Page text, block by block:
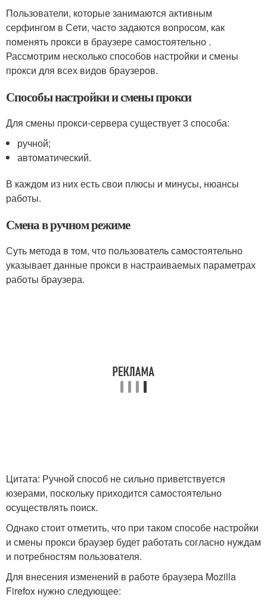
Пользователи, которые занимаются активным
серфингом в Сети, часто задаются вопросом, как
поменять прокси в браузере самостоятельно .
Рассмотрим несколько способов настройки и смены
прокси для всех видов браузеров.
Способы настройки и смены прокси
Для смены прокси-сервера существует 3 способа:
ручной;
автоматический.
В каждом из них есть свои плюсы и минусы, нюансы
работы.
Смена в ручном режиме
Суть метода в том, что пользователь самостоятельно
указывает данные прокси в настраиваемых параметрах
работы браузера.
Цитата: Ручной способ не сильно приветствуется
юзерами, поскольку приходится самостоятельно
осуществлять поиск.
Однако стоит отметить, что при таком способе настройки
и смены прокси браузер будет работать согласно нуждам
и потребностям пользователя.
Для внесения изменений в работе браузера Mozilla
Firefox нужно следующее: